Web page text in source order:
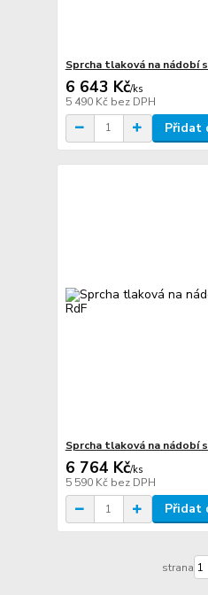
Sprcha tlaková na nádobí
6 643 Kč/ks
5 490 Kč bez DPH
Přidat
Sprcha tlaková na nádobí
6 764 Kč/ks
5 590 Kč bez DPH
Přidat
strana